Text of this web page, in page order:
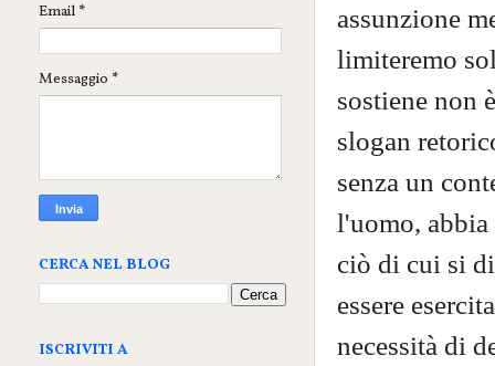
assunzione
limiteremo
sostiene non
slogan
senza un
l'uomo,
ciò di cui si
essere
necessità di
Email *
Messaggio *
CERCA NEL BLOG
ISCRIVITI A